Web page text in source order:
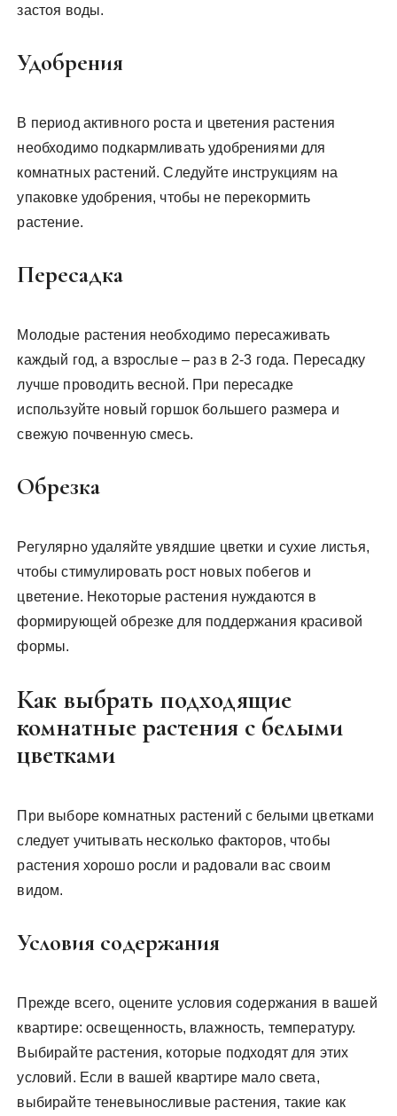
застоя воды.
Удобрения
В период активного роста и цветения растения
необходимо подкармливать удобрениями для
комнатных растений. Следуйте инструкциям на
упаковке удобрения, чтобы не перекормить
растение.
Пересадка
Молодые растения необходимо пересаживать
каждый год, а взрослые – раз в 2-3 года. Пересадку
лучше проводить весной. При пересадке
используйте новый горшок большего размера и
свежую почвенную смесь.
Обрезка
Регулярно удаляйте увядшие цветки и сухие листья,
чтобы стимулировать рост новых побегов и
цветение. Некоторые растения нуждаются в
формирующей обрезке для поддержания красивой
формы.
Как выбрать подходящие
комнатные растения с белыми
цветками
При выборе комнатных растений с белыми цветками
следует учитывать несколько факторов, чтобы
растения хорошо росли и радовали вас своим
видом.
Условия содержания
Прежде всего, оцените условия содержания в вашей
квартире: освещенность, влажность, температуру.
Выбирайте растения, которые подходят для этих
условий. Если в вашей квартире мало света,
выбирайте теневыносливые растения, такие как